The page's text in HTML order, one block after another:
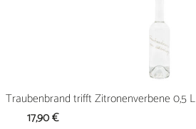
Traubenbrand trifft Zitronenverbene 0,5 L
17,90€